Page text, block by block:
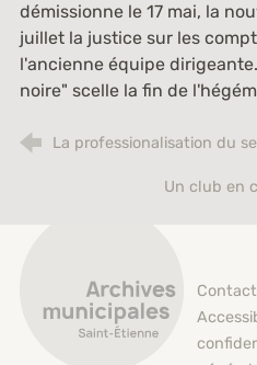
démissionne le 17 mai, la
juillet la justice sur les
l'ancienne équipe
noire" scelle la fin de
La professionalisation du
Un club en
Contact